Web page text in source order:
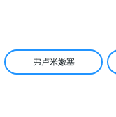
弗卢米嫩塞